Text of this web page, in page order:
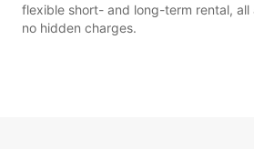
flexible short- and long-term rental,
no hidden charges.